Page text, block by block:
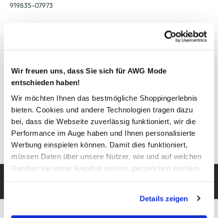
Wir freuen uns, dass Sie sich für AWG Mode
entschieden haben!
Wir möchten Ihnen das bestmögliche Shoppingerlebnis
bieten. Cookies und andere Technologien tragen dazu
bei, dass die Webseite zuverlässig funktioniert, wir die
Performance im Auge haben und Ihnen personalisierte
Werbung einspielen können. Damit dies funktioniert,
müssen Daten über unsere Nutzer, wie und auf welchen
Geräten sie unser Angebot nutzen, gespeichert werden.
werden, werden bei der Nutzung der Webseite auf jeden
Fall gesetzt. Cookies von Drittanbietern für Analyse- oder
Details zeigen
919835-07973
Pflegehinweise
Details zur Produktsicherheit anzeigen